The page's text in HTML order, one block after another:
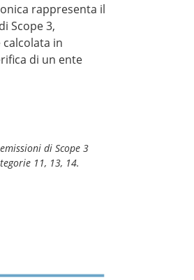
rappresenta il
Scope 3,
in
di un ente
di Scope 3
11, 13, 14.